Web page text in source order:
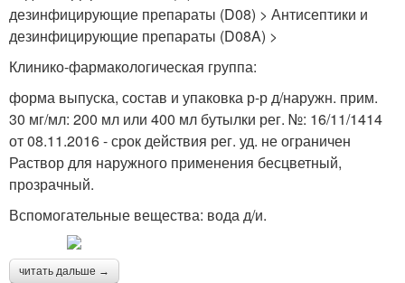
дезинфицирующие препараты (D08) > Антисептики и
дезинфицирующие препараты (D08A) >
Клинико-фармакологическая группа:
форма выпуска, состав и упаковка р-р д/наружн. прим.
30 мг/мл: 200 мл или 400 мл бутылки рег. №: 16/11/1414
от 08.11.2016 - срок действия рег. уд. не ограничен
Раствор для наружного применения бесцветный,
прозрачный.
Вспомогательные вещества: вода д/и.
читать дальше →